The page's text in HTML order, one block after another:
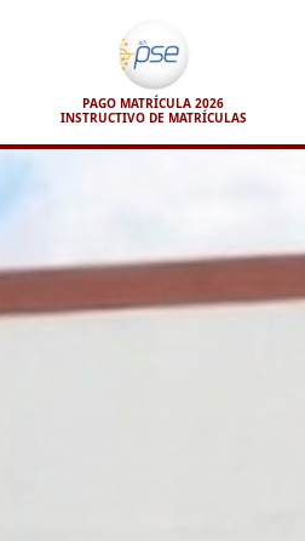
PAGO MATRÍCULA 2026
INSTRUCTIVO DE MATRÍCULAS